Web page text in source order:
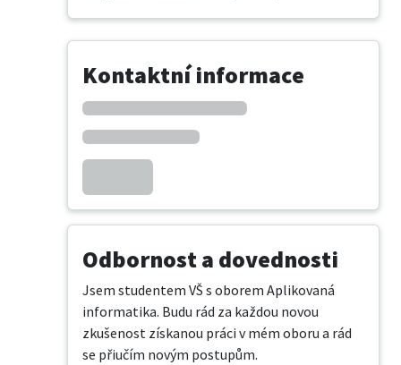
Kontaktní informace
Odbornost a dovednosti
Jsem studentem VŠ s oborem Aplikovaná
informatika. Budu rád za každou novou
zkušenost získanou práci v mém oboru a rád
se přiučím novým postupům.